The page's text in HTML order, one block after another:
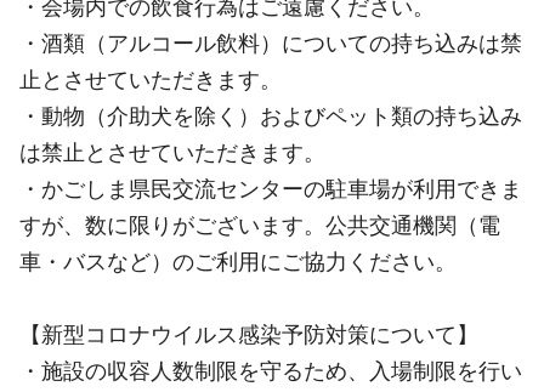
・会場内での飲食行為はご遠慮ください。
・酒類（アルコール飲料）についての持ち込みは禁
止とさせていただきます。
・動物（介助犬を除く）およびペット類の持ち込み
は禁止とさせていただきます。
・かごしま県民交流センターの駐車場が利用できま
すが、数に限りがございます。公共交通機関（電
車・バスなど）のご利用にご協力ください。
【新型コロナウイルス感染予防対策について】
・施設の収容人数制限を守るため、入場制限を行い